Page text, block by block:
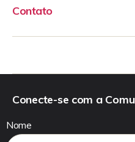
Contato
Conecte-se com a
Nome